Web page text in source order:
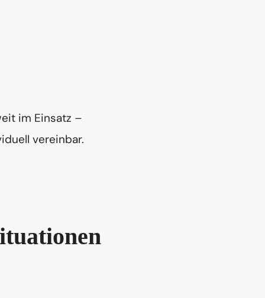
im Einsatz –
vereinbar.